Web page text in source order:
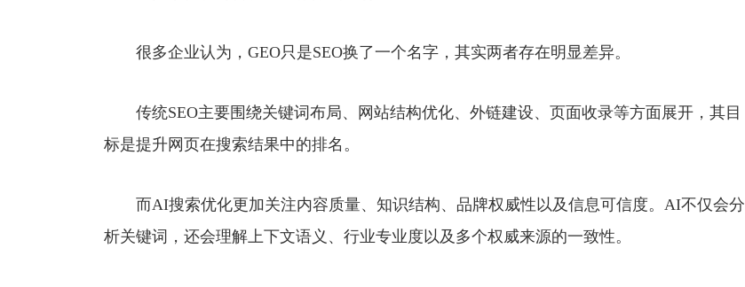
很多企业认为，GEO只是SEO换了一个名字，其实两者存在明显差异。
传统SEO主要围绕关键词布局、网站结构优化、外链建设、页面收录等方面展开，其目
标是提升网页在搜索结果中的排名。
而AI搜索优化更加关注内容质量、知识结构、品牌权威性以及信息可信度。AI不仅会分
析关键词，还会理解上下文语义、行业专业度以及多个权威来源的一致性。